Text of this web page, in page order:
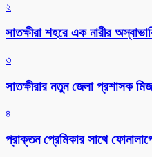
২
সাতক্ষীরা শহরে এক নারীর
৩
সাতক্ষীরার নতুন জেলা প্রশাসক
৪
প্রাক্তন প্রেমিকার সাথে